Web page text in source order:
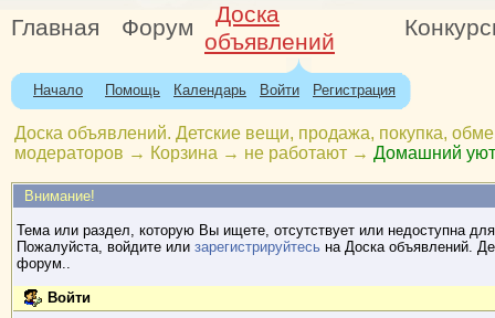
Главная Форум
Доска
объявлений
Начало Помощь Календарь Войти Регистрация
Доска объявлений. Детские вещи, продажа, покупка,
модераторов → Корзина → не работают → Домашний уют
Внимание!
Тема или раздел, которую Вы ищете, отсутствует или недоступна
Пожалуйста, войдите или зарегистрируйтесьна Доска объявлений.
форум..
Войти